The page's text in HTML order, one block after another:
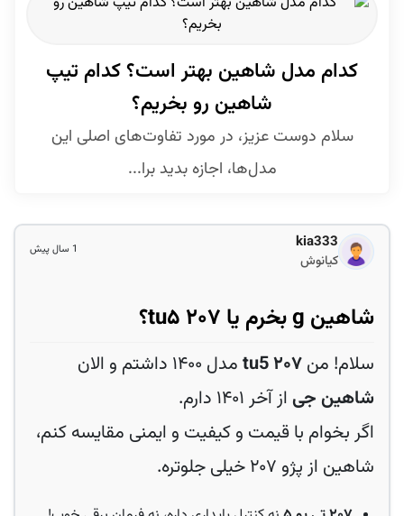
کدام مدل شاهین بهتر است؟ کدام تیپ
شاهین رو بخریم؟
سلام دوست عزیز، در مورد تفاوت‌های اصلی این
مدل‌ها، اجازه بدید برا...
kia333
کیانوش
1 سال پیش
شاهین g بخرم یا ۲۰۷ tu۵؟
سلام! من۲۰۷ tu5
مدل ۱۴۰۰ داشتم و الان
شاهین جی از آخر ۱۴۰۱ دارم.
اگر بخوام با قیمت و کیفیت و ایمنی مقایسه کنم،
شاهین از پژو ۲۰۷ خیلی جلوتره.